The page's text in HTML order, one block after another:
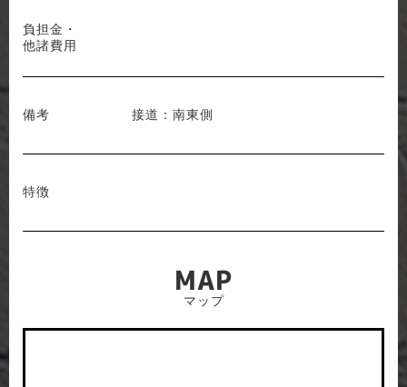
負担金・
他諸費用
備考 接道：南東側
特徴
MAP
マップ